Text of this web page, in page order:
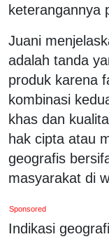
keterangannya
Juani
adalah tanda
produk karena
kombinasi
khas dan
hak cipta atau
geografis
masyarakat di
Sponsored
Indikasi